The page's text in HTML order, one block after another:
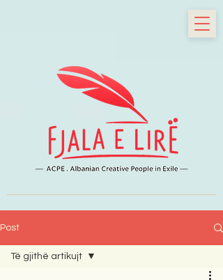
Post
Të gjithë artikujt